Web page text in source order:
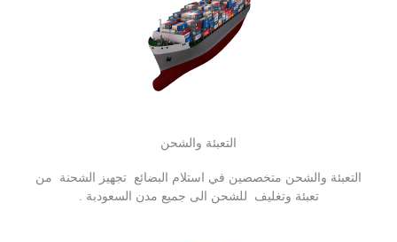
التعبئة والشحن
التعبئة والشحن متخصصين في استلام البضائع تجهيز الشحنة من
تعبئة وتغليف للشحن الى جميع مدن السعودبة .